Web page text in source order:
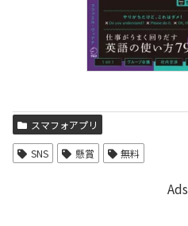
スマフォアプリ
SNS 懸賞 無料
Ads